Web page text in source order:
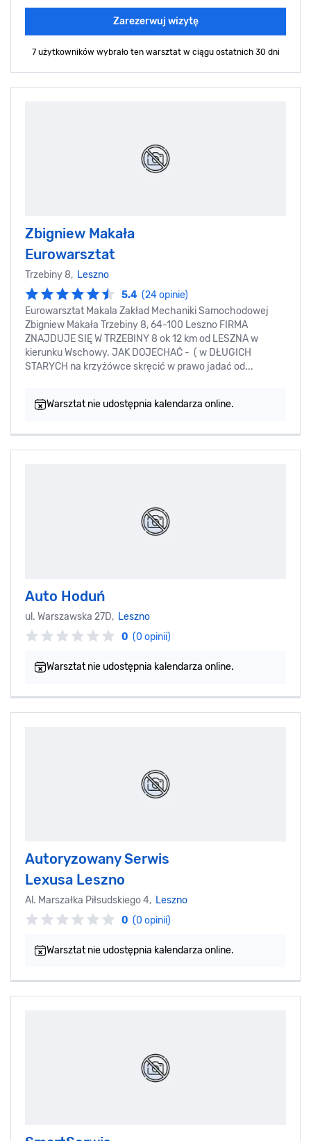
Zarezerwuj wizytę
7 użytkowników wybrało ten warsztat w ciągu ostatnich 30 dni
Zbigniew Makała
Eurowarsztat
Trzebiny 8, Leszno
5.4 (24 opinie)
Eurowarsztat Makala Zakład Mechaniki Samochodowej
Zbigniew Makała Trzebiny 8, 64-100 Leszno FIRMA
ZNAJDUJE SIĘ W TRZEBINY 8 ok 12 km od LESZNA w
kierunku Wschowy. JAK DOJECHAĆ - ( w DŁUGICH
STARYCH na krzyżówce skręcić w prawo jadać od...
Warsztat nie udostępnia kalendarza online.
Auto Hoduń
ul. Warszawska 27D, Leszno
0 (0 opinii)
Warsztat nie udostępnia kalendarza online.
Autoryzowany Serwis
Lexusa Leszno
Al. Marszałka Piłsudskiego 4, Leszno
0 (0 opinii)
Warsztat nie udostępnia kalendarza online.